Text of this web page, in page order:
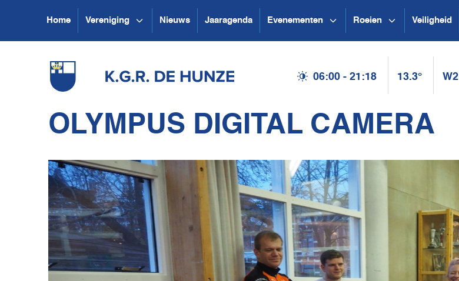
Home Vereniging Nieuws Jaaragenda Evenementen Roeien Veiligheid
06:00 - 21:18 13.3° W2
OLYMPUS DIGITAL CAMERA